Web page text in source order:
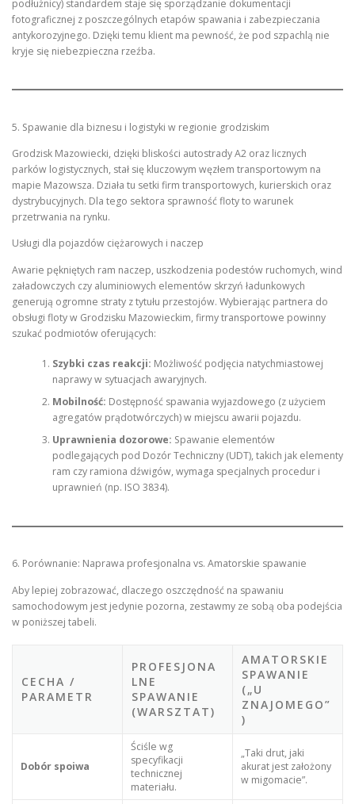
podłużnicy) standardem staje się sporządzanie dokumentacji
fotograficznej z poszczególnych etapów spawania i zabezpieczania
antykorozyjnego. Dzięki temu klient ma pewność, że pod szpachlą nie
kryje się niebezpieczna rzeźba.
5. Spawanie dla biznesu i logistyki w regionie grodziskim
Grodzisk Mazowiecki, dzięki bliskości autostrady A2 oraz licznych
parków logistycznych, stał się kluczowym węzłem transportowym na
mapie Mazowsza. Działa tu setki firm transportowych, kurierskich oraz
dystrybucyjnych. Dla tego sektora sprawność floty to warunek
przetrwania na rynku.
Usługi dla pojazdów ciężarowych i naczep
Awarie pękniętych ram naczep, uszkodzenia podestów ruchomych, wind
załadowczych czy aluminiowych elementów skrzyń ładunkowych
generują ogromne straty z tytułu przestojów. Wybierając partnera do
obsługi floty w Grodzisku Mazowieckim, firmy transportowe powinny
szukać podmiotów oferujących:
Szybki czas reakcji: Możliwość podjęcia natychmiastowej
naprawy w sytuacjach awaryjnych.
Mobilność: Dostępność spawania wyjazdowego (z użyciem
agregatów prądotwórczych) w miejscu awarii pojazdu.
Uprawnienia dozorowe: Spawanie elementów
podlegających pod Dozór Techniczny (UDT), takich jak elementy
ram czy ramiona dźwigów, wymaga specjalnych procedur i
uprawnień (np. ISO 3834).
6. Porównanie: Naprawa profesjonalna vs. Amatorskie spawanie
Aby lepiej zobrazować, dlaczego oszczędność na spawaniu
samochodowym jest jedynie pozorna, zestawmy ze sobą oba podejścia
w poniższej tabeli.
CECHA /
PARAMETR
PROFESJONA
LNE
SPAWANIE
(WARSZTAT)
AMATORSKIE
SPAWANIE
(„U
ZNAJOMEGO”
)
Dobór spoiwa
Ściśle wg
specyfikacji
technicznej
materiału.
„Taki drut, jaki
akurat jest założony
w migomacie”.